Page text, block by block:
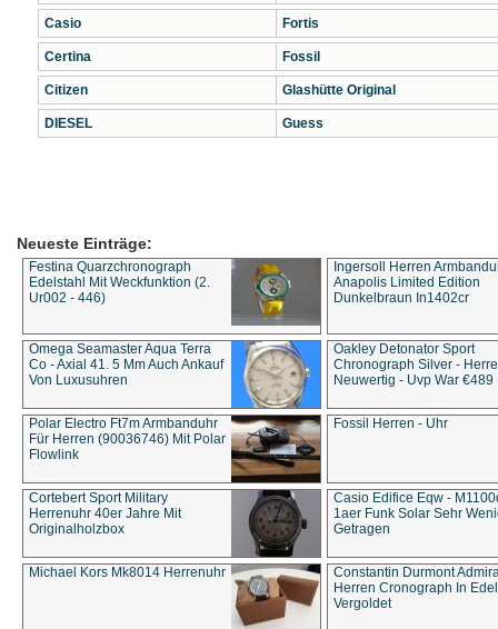
Casio
Certina
Citizen
DIESEL
Fortis
Fossil
Glashütte Original
Guess
Neueste Einträge:
Festina Quarzchronograph
Edelstahl Mit Weckfunktion (2.
Ur002 - 446)
Ingersoll Herren
Anapolis Limited Edition
Dunkelbraun In1402cr
Omega Seamaster Aqua Terra
Co - Axial 41. 5 Mm Auch Ankauf
Von Luxusuhren
Oakley Detonator Sport
Chronograph Silver -
Neuwertig - Uvp War €489
Polar Electro Ft7m Armbanduhr
Für Herren (90036746) Mit Polar
Flowlink
Fossil Herren - Uhr
Cortebert Sport Military
Herrenuhr 40er Jahre Mit
Originalholzbox
Casio Edifice Eqw -
1aer Funk Solar Sehr
Getragen
Michael Kors Mk8014 Herrenuhr
Constantin Durmont
Herren Cronograph In
Vergoldet